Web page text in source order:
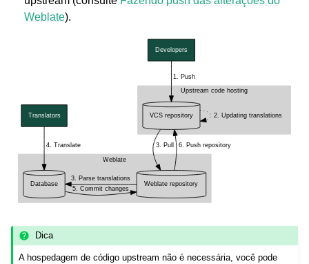
navigation of Instruções de configuração
Weblate).
Dica
A hospedagem de código upstream não é necessária, você pode